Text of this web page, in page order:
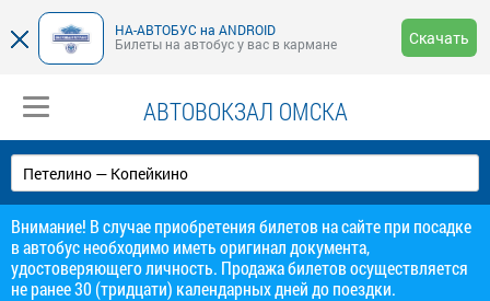
НА-АВТОБУС на ANDROID
Билеты на автобус у вас в кармане
Скачать
АВТОВОКЗАЛ ОМСКА
Внимание! В случае приобретения билетов на сайте при посадке
в автобус необходимо иметь оригинал документа,
удостоверяющего личность. Продажа билетов осуществляется
не ранее 30 (тридцати) календарных дней до поездки.